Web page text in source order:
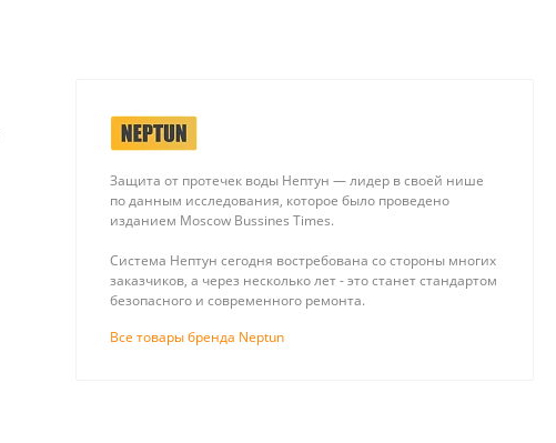
Защита от протечек воды Нептун — лидер в своей нише
по данным исследования, которое было проведено
изданием Moscow Bussines Times.
Система Нептун сегодня востребована со стороны многих
заказчиков, а через несколько лет - это станет стандартом
безопасного и современного ремонта.
Все товары бренда Neptun